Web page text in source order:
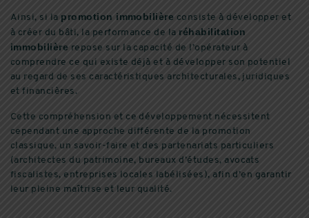
Ainsi, si la promotion immobilière consiste à développer et
à créer du bâti, la performance de la réhabilitation
immobilière repose sur la capacité de l’opérateur à
comprendre ce qui existe déjà et à développer son potentiel
au regard de ses caractéristiques architecturales, juridiques
et financières.
Cette compréhension et ce développement nécessitent
cependant une approche différente de la promotion
classique, un savoir-faire et des partenariats particuliers
(architectes du patrimoine, bureaux d’études, avocats
fiscalistes, entreprises locales labélisées), afin d’en garantir
leur pleine maîtrise et leur qualité.